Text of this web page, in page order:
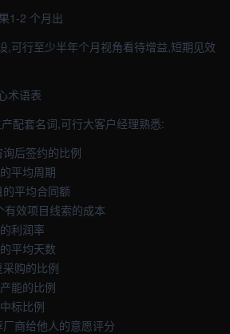
1-2 个月出
,可行至少半年个月视角看待增益,短期见效
术语表
配套名词,可行大客户经理熟悉:
后签约的比例
平均周期
平均合同额
有效项目线索的成本
利润率
平均天数
购的比例
能的比例
标比例
商给他人的意愿评分